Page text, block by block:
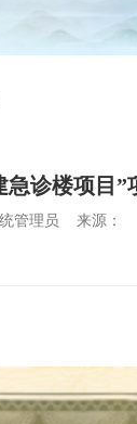
急诊楼项目
管理员 来源：